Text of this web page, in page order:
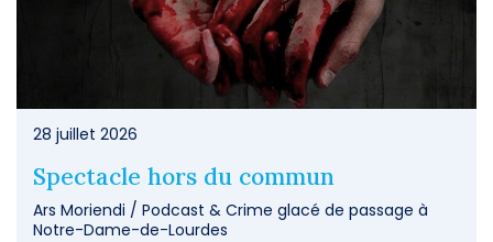
28 juillet 2026
Spectacle hors du commun
Ars Moriendi / Podcast & Crime glacé de passage à
Notre-Dame-de-Lourdes